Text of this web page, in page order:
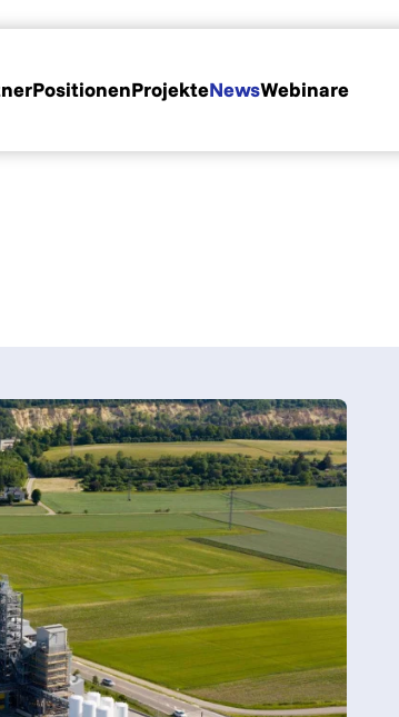
PositionenProjekteNewsWebinare